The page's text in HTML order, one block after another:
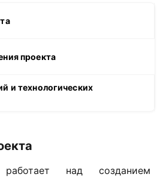
проекта
и технологических
над созданием